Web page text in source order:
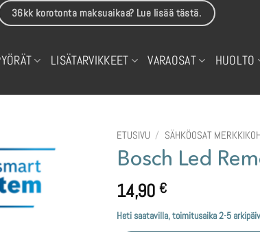
36kk korotonta maksuaikaa? Lue lisää tästä.
LISÄTARVIKKEET VARAOSAT HUOLTO
ETUSIVU / SÄHKÖOSAT
Bosch Led
14,90 €
Heti saatavilla, toimitusaika 2-5